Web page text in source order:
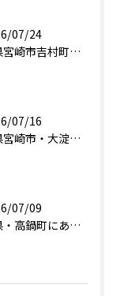
07/24
宮崎県宮崎市吉村町にあるスポーツクラブ
07/16
宮崎県宮崎市・大淀にあるスポーツクラブ
07/09
宮崎県・高鍋町にあるスポーツクラブ